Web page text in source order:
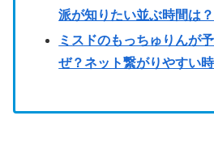
派が知りたい並ぶ時間は？
ミスドのもっちゅりんが
ぜ？ネット繋がりやすい